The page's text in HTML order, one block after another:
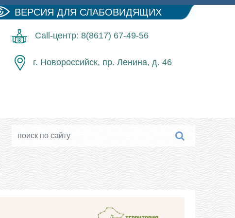
ВЕРСИЯ ДЛЯ СЛАБОВИДЯЩИХ
Call-центр: 8(8617) 67-49-56
г. Новороссийск, пр. Ленина, д. 46